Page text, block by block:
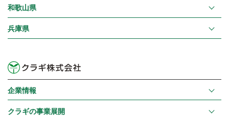
和歌山県
兵庫県
企業情報
クラギの事業展開